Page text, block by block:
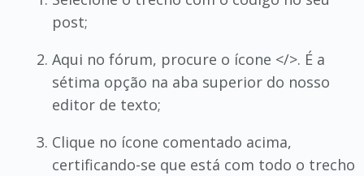
post;
Aqui no fórum, procure o ícone </>. É a
sétima opção na aba superior do nosso
editor de texto;
Clique no ícone comentado acima,
certificando-se que está com todo o trecho